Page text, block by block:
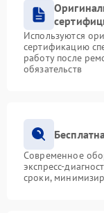
Используются
сертификацию
работу после
обязательств
Современное
экспресс-
сроки,